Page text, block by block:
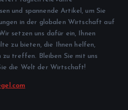
und spannende Artikel, um Sie
in der globalen Wirtschaft auf
setzen uns dafür ein, Ihnen
zu bieten, die Ihnen helfen,
treffen. Bleiben Sie mit uns
die Welt der Wirtschaft!